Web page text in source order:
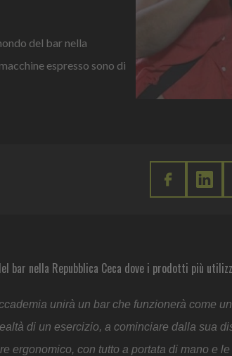
del bar nella
espresso sono di
bar nella Repubblica Ceca dove i prodotti più
unirà un bar che funzionerà come
di un esercizio, a cominciare dalla sua
ergonomico, con tutto a portata di mano e